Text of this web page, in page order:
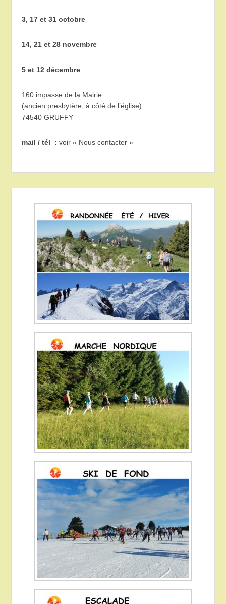
3, 17 et 31 octobre
14, 21 et 28 novembre
5 et 12 décembre
160 impasse de la Mairie
(ancien presbytère, à côté de l’église)
74540 GRUFFY
mail / tél :voir « Nous contacter »